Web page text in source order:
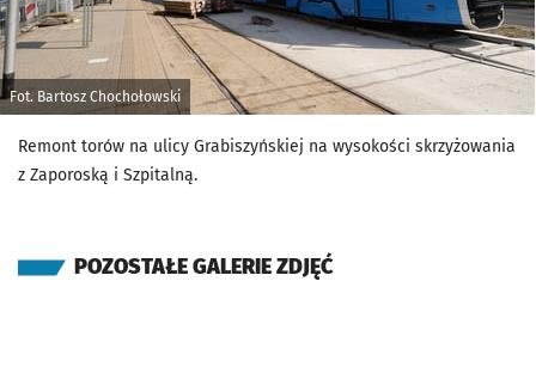
Fot. Bartosz Chochołowski
Remont torów na ulicy Grabiszyńskiej na wysokości skrzyżowania
z Zaporoską i Szpitalną.
POZOSTAŁE GALERIE ZDJĘĆ